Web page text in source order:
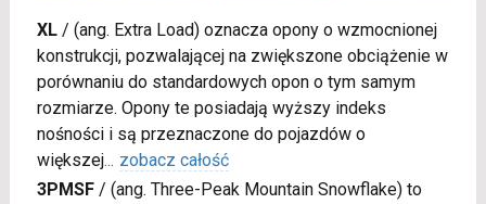
XL/ (ang. Extra Load) oznacza opony o wzmocnionej
konstrukcji, pozwalającej na zwiększone obciążenie w
porównaniu do standardowych opon o tym samym
rozmiarze. Opony te posiadają wyższy indeks
nośności i są przeznaczone do pojazdów o
większej... zobacz całość
3PMSF/ (ang. Three-Peak Mountain Snowflake) to